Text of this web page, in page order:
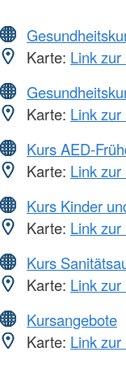
Karte: Link
Karte: Link
Kurs AED-
Karte: Link
Kurs Kinder
Karte: Link
Kurs
Karte: Link
Kursangebote
Karte: Link